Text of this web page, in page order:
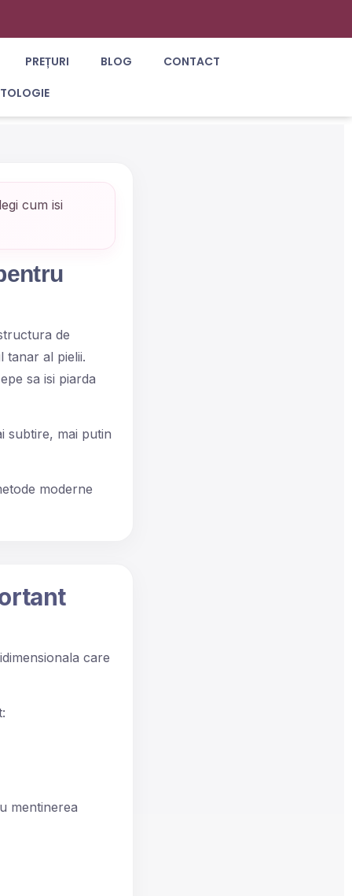
PREȚURI BLOG
CONTACT
cum isi
de
tanar al pielii.
sa isi piarda
subtire, mai putin
moderne
care
mentinerea